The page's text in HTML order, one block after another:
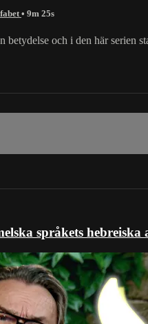
• 9m 25s
betydelse och i den här
språkets hebreiska